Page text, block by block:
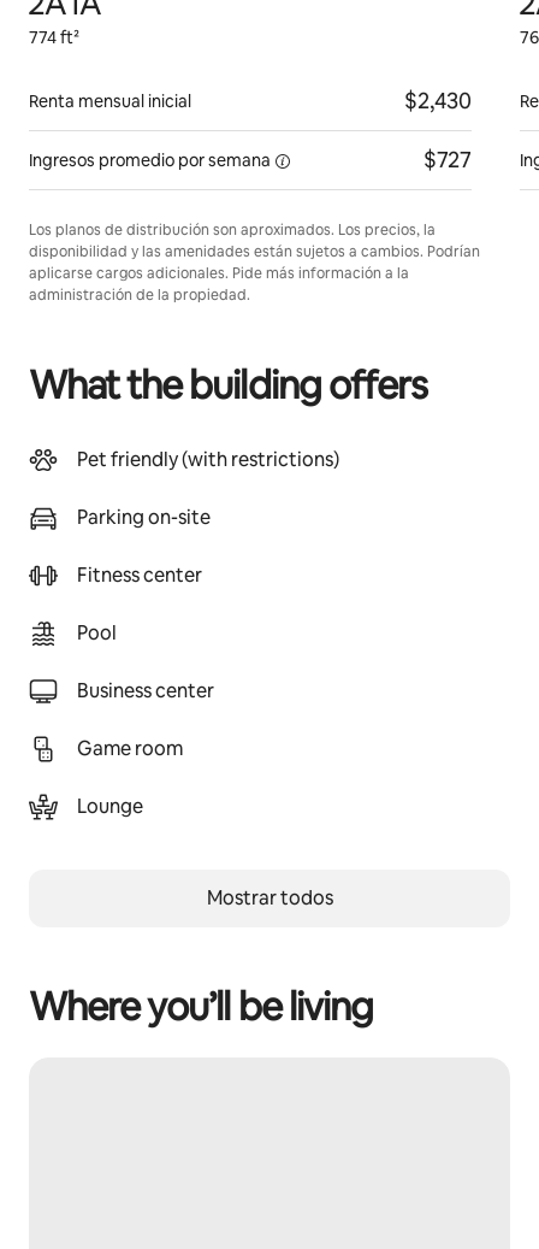
774 ft²
Renta mensual inicial $2,430
Ingresos promedio porsemana $727
Los planos de distribución son aproximados. Los precios, la
disponibilidad y las amenidades están sujetos a cambios. Podrían
aplicarse cargos adicionales. Pide más información a la
administración de la propiedad.
What the building offers
Pet friendly (with restrictions)
Parking on-site
Fitness center
Pool
Business center
Game room
Lounge
Mostrar todos
Where you’ll be living